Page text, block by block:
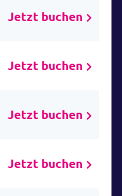
Jetzt buchen
Jetzt buchen
Jetzt buchen
Jetzt buchen